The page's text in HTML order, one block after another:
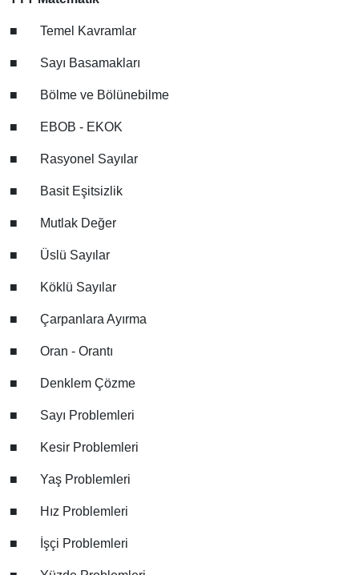
■ Temel Kavramlar
■ Sayı Basamakları
■ Bölme ve Bölünebilme
■ EBOB - EKOK
■ Rasyonel Sayılar
■ Basit Eşitsizlik
■ Mutlak Değer
■ Üslü Sayılar
■ Köklü Sayılar
■ Çarpanlara Ayırma
■ Oran - Orantı
■ Denklem Çözme
■ Sayı Problemleri
■ Kesir Problemleri
■ Yaş Problemleri
■ Hız Problemleri
■ İşçi Problemleri